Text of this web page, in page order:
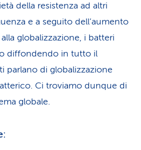
della resistenza ad altri
e a seguito dell’aumento
globalizzazione, i batteri
diffondendo in tutto il
parlano di globalizzazione
Ci troviamo dunque di
globale.